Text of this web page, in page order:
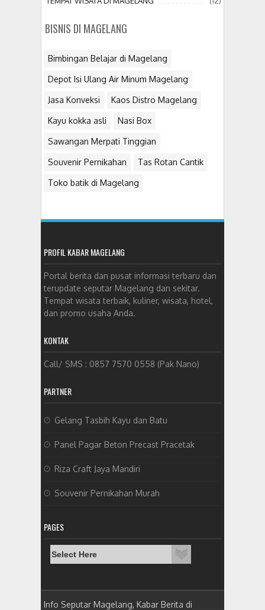
BISNIS DI MAGELANG
Bimbingan Belajar di Magelang
Depot Isi Ulang Air Minum Magelang
Jasa Konveksi Kaos Distro Magelang
Kayu kokka asli Nasi Box
Sawangan Merpati Tinggian
Souvenir Pernikahan Tas Rotan Cantik
Toko batik di Magelang
PROFIL KABAR MAGELANG
Portal berita dan pusat informasi terbaru dan
terupdate seputar Magelang dan sekitar.
Tempat wisata terbaik, kuliner, wisata, hotel,
dan promo usaha Anda.
KONTAK
Call/ SMS : 0857 7570 0558 (Pak Nano)
PARTNER
Gelang Tasbih Kayu dan Batu
Panel Pagar Beton Precast Pracetak
Riza Craft Jaya Mandiri
Souvenir Pernikahan Murah
PAGES
Info Seputar Magelang, Kabar Berita di